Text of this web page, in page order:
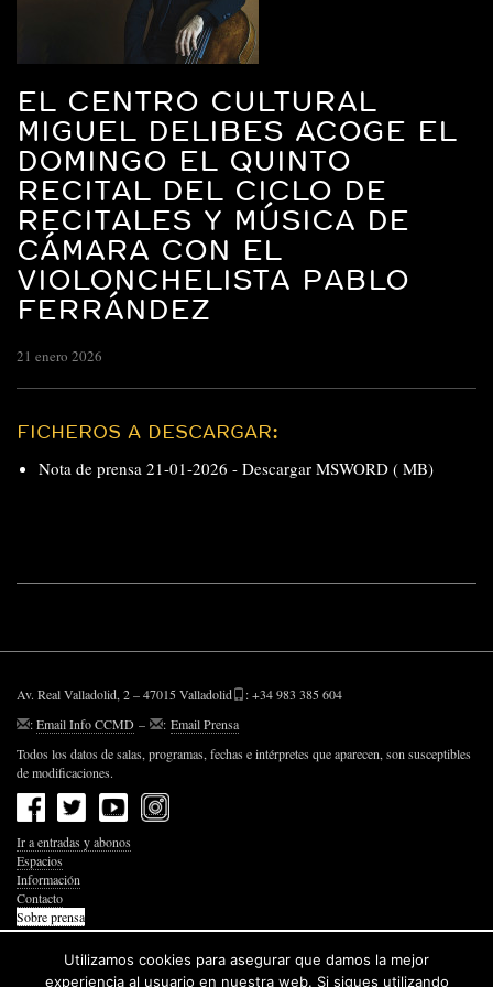
EL CENTRO CULTURAL
MIGUEL DELIBES ACOGE EL
DOMINGO EL QUINTO
RECITAL DEL CICLO DE
RECITALES Y MÚSICA DE
CÁMARA CON EL
VIOLONCHELISTA PABLO
FERRÁNDEZ
21 enero 2026
FICHEROS A DESCARGAR:
Nota de prensa 21-01-2026 - Descargar MSWORD ( MB)
Av. Real Valladolid, 2 – 47015 Valladolid
: +34 983 385 604
:Email Info CCMD – : Email Prensa
Todos los datos de salas, programas, fechas e intérpretes que aparecen, son susceptibles
de modificaciones.
Ir a entradas y abonos
Espacios
Información
Contacto
Sobre prensa
Política de Privacidad
Política de Cookies
Accesibilidad Web
Utilizamos cookies para asegurar que damos la mejor
experiencia al usuario en nuestra web. Si sigues utilizando